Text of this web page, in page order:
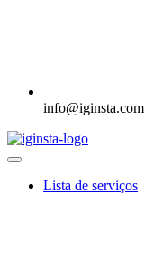
info@iginsta.com
Lista de serviços